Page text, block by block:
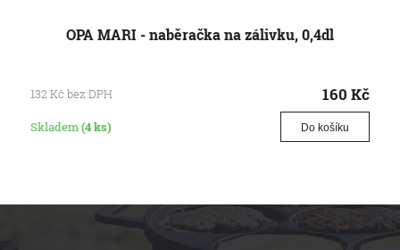
OPA MARI - naběračka na zálivku, 0,4dl
132Kč bez DPH 160 Kč
Skladem(4 ks) Do košíku